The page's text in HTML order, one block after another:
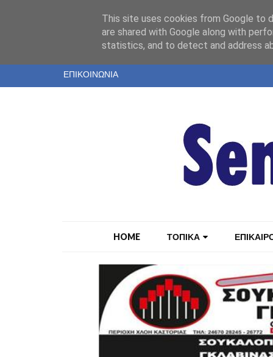
ΤΑΥΤΟΤΗΤΑ
ΕΝΤΥΠΗ ΕΚΔΟΣΗ
ΕΠΙΚΟΙΝΩΝΙΑ
HOME ΤΟΠΙΚΑ
This site uses cookies from Google to
are shared with Google along with
statistics, and to detect and address